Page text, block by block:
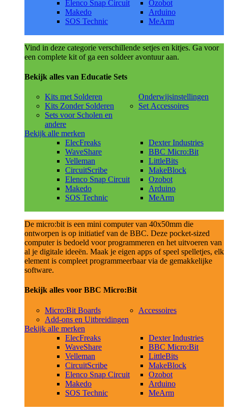
Elenco Snap Circuit
Makedo
SOS Technic
Ozobot
Arduino
MeArm
Vind in deze categorie verschillende setjes en kitjes. Ga voor
een complete kit of ga een soldeer avontuur aan.
Bekijk alles van Educatie Sets
Kits met Solderen
Kits Zonder Solderen
Sets voor Scholen en
andere
Onderwijsinstellingen
Set Accessoires
Bekijk alle merken
ElecFreaks
WaveShare
Velleman
CircuitScribe
Elenco Snap Circuit
Makedo
SOS Technic
Dexter Industries
BBC Micro:Bit
LittleBits
MakeBlock
Ozobot
Arduino
MeArm
De micro:bit is een mini computer van 40x50mm die
ontworpen is op initiatief van de BBC. Deze pocket-sized
computer is bedoeld voor programmeren en het uitvoeren van
al je digitale ideeën. Maak je eigen apps of speel spelletjes, elk
element is compleet programmeerbaar via de gemakkelijke
software.
Bekijk alles voor BBC Micro:Bit
Micro:Bit Boards
Add-ons en Uitbreidingen
Accessoires
Bekijk alle merken
ElecFreaks
WaveShare
Velleman
CircuitScribe
Elenco Snap Circuit
Makedo
SOS Technic
Dexter Industries
BBC Micro:Bit
LittleBits
MakeBlock
Ozobot
Arduino
MeArm